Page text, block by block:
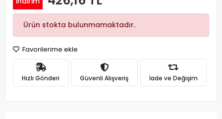
Ürün stokta bulunmamaktadır.
Favorilerime ekle
Hızlı Gönderi Güvenli Alışveriş İade ve Değişim